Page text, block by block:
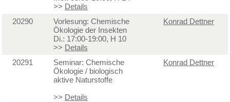
>> Details
20290
Vorlesung: Chemische
Ökologie der Insekten
Di.: 17:00-19:00, H 10
>> Details
Konrad Dettner
20291
Seminar: Chemische
Ökologie / biologisch
aktive Naturstoffe
>> Details
Konrad Dettner